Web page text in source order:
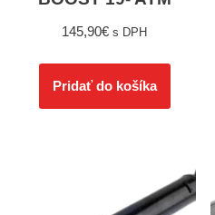
145,90€ s DPH
Pridať do košíka